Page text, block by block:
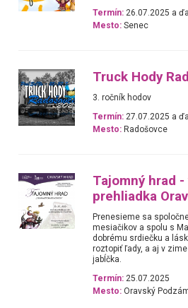
Termín: 26.07.2025 a
Mesto: Senec
Truck Hody
3. ročník hodov
Termín: 27.07.2025 a
Mesto: Radošovce
Tajomný hrad
prehliadka
Prenesieme sa
mesiačikov a spolu s
dobrému srdiečku a
roztopiť ľady, a aj v
jabĺčka.
Termín: 25.07.2025
Mesto: Oravský